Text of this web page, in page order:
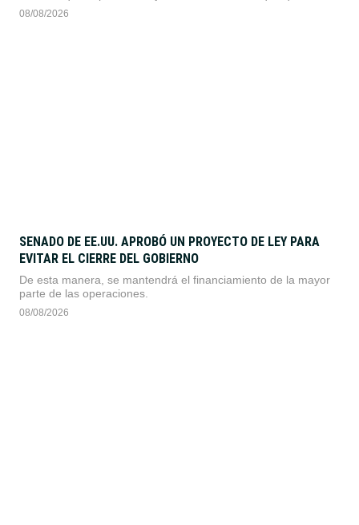
tenido en este Torneo Clausura
08/08/2026
SENADO DE EE.UU. APROBÓ UN PROYECTO DE LEY PARA
EVITAR EL CIERRE DEL GOBIERNO
De esta manera, se mantendrá el financiamiento de la mayor
parte de las operaciones.
08/08/2026